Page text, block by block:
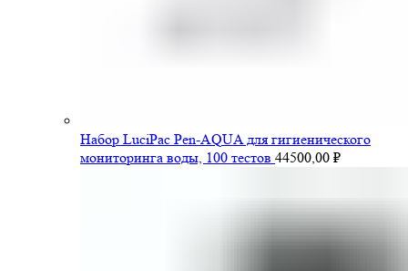
Набор LuciPac Pen-AQUA для гигиенического
мониторинга воды, 100 тестов 44500,00 ₽